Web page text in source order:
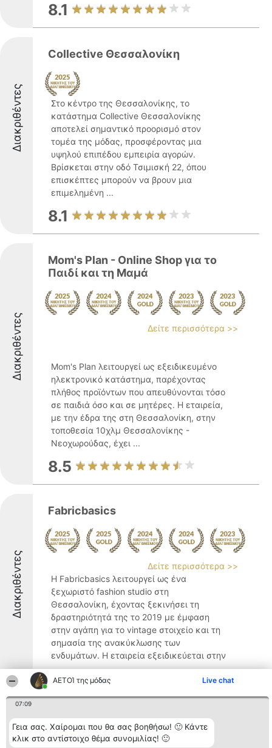
ΑΕΤΟΊ της μόδας Live chat
07:09
Γεια σας. Χαίρομαι που θα σας βοηθήσω! 🙂 Κάντε
κλικ στο αντίστοιχο θέμα συνομιλίας! 🙂
8.1
Διακριθέντες
Collective Θεσσαλονίκη
Στο κέντρο της Θεσσαλονίκης, το
κατάστημα Collective Θεσσαλονίκης
αποτελεί σημαντικό προορισμό στον
τομέα της μόδας, προσφέροντας μια
υψηλού επιπέδου εμπειρία αγορών.
Βρίσκεται στην οδό Τσιμισκή 22, όπου
επισκέπτες μπορούν να βρουν μια
επιμελημένη ...
8.1
Διακριθέντες
Mom's Plan - Online Shop για το
Παιδί και τη Μαμά
Δείτε περισσότερα >>
Mom's Plan λειτουργεί ως εξειδικευμένο
ηλεκτρονικό κατάστημα, παρέχοντας
πλήθος προϊόντων που απευθύνονται τόσο
σε παιδιά όσο και σε μητέρες. Η εταιρεία,
με την έδρα της στη Θεσσαλονίκη, στην
τοποθεσία 10χλμ Θεσσαλονίκης -
Νεοχωρούδας, έχει ...
8.5
Διακριθέντες
Fabricbasics
Δείτε περισσότερα >>
Η Fabricbasics λειτουργεί ως ένα
ξεχωριστό fashion studio στη
Θεσσαλονίκη, έχοντας ξεκινήσει τη
δραστηριότητά της το 2019 με έμφαση
στην αγάπη για το vintage στοιχείο και τη
σημασία της ανακύκλωσης των
ενδυμάτων. Η εταιρεία εξειδικεύεται στην
...
9.6
Sirkeli Dorina